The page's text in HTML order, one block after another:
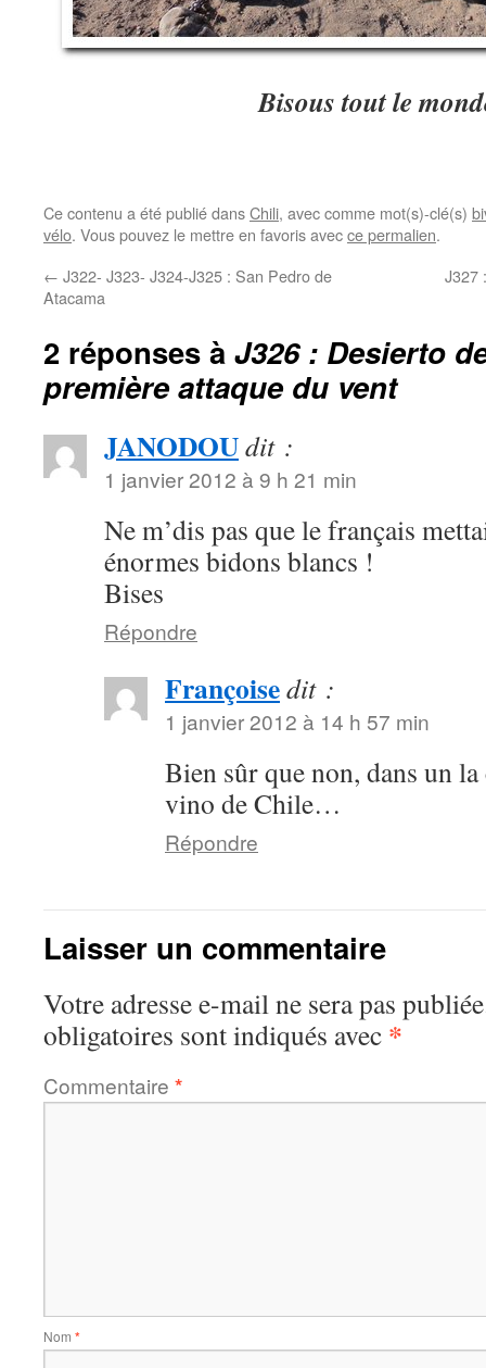
Bisous tout le
Ce contenu a été publié dansChili, avec comme mot(s)-clé(s)
vélo. Vous pouvez le mettre en favoris avecce permalien.
← J322- J323- J324-J325 : San Pedro de
Atacama
J327
2 réponses à J326 : Desierto
première attaque du vent
JANODOUdit :
1 janvier 2012 à 9 h 21 min
Ne m’dis pas que le français
énormes bidons blancs !
Bises
Répondre
Françoisedit :
1 janvier 2012 à 14 h 57 min
Bien sûr que non, dans un
vino de Chile…
Répondre
Laisser un commentaire
Votre adresse e-mail ne sera pas
obligatoires sont indiqués avec *
Commentaire *
Nom *